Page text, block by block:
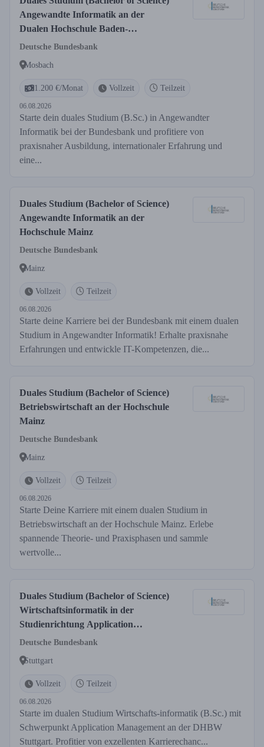
Angewandte Informatik an der
Dualen Hochschule Baden-
Württemberg (DHBW) in Mosbach
Deutsche Bundesbank
Mosbach
1.200 €/Monat Vollzeit Teilzeit
06.08.2026
Starte dein duales Studium (B.Sc.) in Angewandter
Informatik bei der Bundesbank und profitiere von
praxisnaher Ausbildung, internationaler Erfahrung und
eine...
Duales Studium (Bachelor of Science)
Angewandte Informatik an der
Hochschule Mainz
Deutsche Bundesbank
Mainz
Vollzeit Teilzeit
06.08.2026
Starte deine Karriere bei der Bundesbank mit einem dualen
Studium in Angewandter Informatik! Erhalte praxisnahe
Erfahrungen und entwickle IT-Kompetenzen, die...
Duales Studium (Bachelor of Science)
Betriebswirtschaft an der Hochschule
Mainz
Deutsche Bundesbank
Mainz
Vollzeit Teilzeit
06.08.2026
Starte Deine Karriere mit einem dualen Studium in
Betriebswirtschaft an der Hochschule Mainz. Erlebe
spannende Theorie- und Praxisphasen und sammle
wertvolle...
Duales Studium (Bachelor of Science)
Wirtschaftsinformatik in der
Studienrichtung Application
Management an der Dualen
(DHBW) in Stuttgart
Deutsche Bundesbank
Stuttgart
Vollzeit Teilzeit
06.08.2026
Starte im dualen Studium Wirtschafts-informatik (B.Sc.) mit
Schwerpunkt Application Management an der DHBW
Stuttgart. Profitier von exzellenten Karrierechanc...